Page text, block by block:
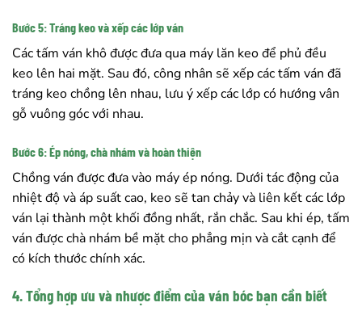
Bước 5: Tráng keo và xếp các lớp ván
Các tấm ván khô được đưa qua máy lăn keo để phủ đều
keo lên hai mặt. Sau đó, công nhân sẽ xếp các tấm ván đã
tráng keo chồng lên nhau, lưu ý xếp các lớp có hướng vân
gỗ vuông góc với nhau.
Bước 6: Ép nóng, chà nhám và hoàn thiện
Chồng ván được đưa vào máy ép nóng. Dưới tác động của
nhiệt độ và áp suất cao, keo sẽ tan chảy và liên kết các lớp
ván lại thành một khối đồng nhất, rắn chắc. Sau khi ép, tấm
ván được chà nhám bề mặt cho phẳng mịn và cắt cạnh để
có kích thước chính xác.
4. Tổng hợp ưu và nhược điểm của ván bóc bạn cần biết